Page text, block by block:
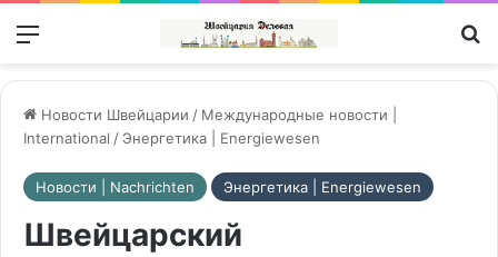
Меню
Новости Швейцарии / Международные новости |
International / Энергетика | Energiewesen
Новости | Nachrichten Энергетика | Energiewesen
Швейцарский